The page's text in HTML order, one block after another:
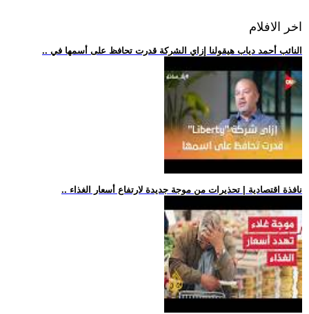
اخر الافلام
.. النائب أحمد دياب هيقولنا إزاي الشركة قدرت تحافظ على أسمها في
.. نافذة اقتصادية | تحذيرات من موجة جديدة لارتفاع أسعار الغذاء